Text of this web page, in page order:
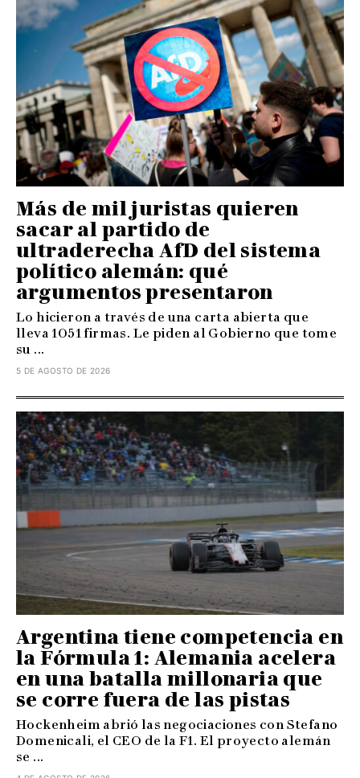
Más de mil juristas quieren
sacar al partido de
ultraderecha AfD del sistema
político alemán: qué
argumentos presentaron
Lo hicieron a través de una carta abierta que
lleva 1051 firmas. Le piden al Gobierno que tome
su ...
5 DE AGOSTO DE 2026
Argentina tiene competencia en
la Fórmula 1: Alemania acelera
en una batalla millonaria que
se corre fuera de las pistas
Hockenheim abrió las negociaciones con Stefano
Domenicali, el CEO de la F1. El proyecto alemán
se ...